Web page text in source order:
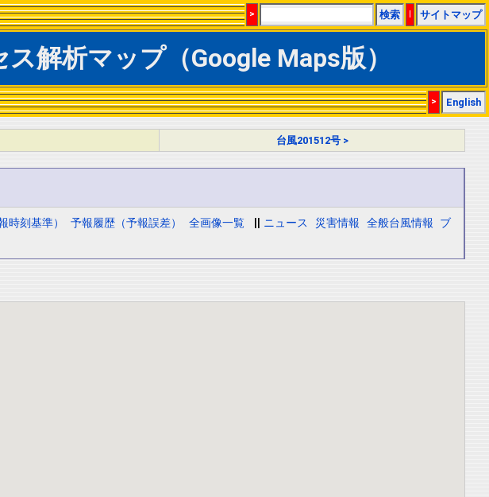
> 検索 | サイトマップ
解析マップ（Google Maps版）
> English
台風201512号 >
時刻基準） 予報履歴（予報誤差） 全画像一覧 ニュース 災害情報 全般台風情報 ブ